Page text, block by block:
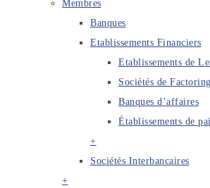
Membres
Banques
Etablissements Financiers
Etablissements de
Sociétés de Factoring
Banques d’affaires
Établissements de
+
Sociétés Interbancaires
+